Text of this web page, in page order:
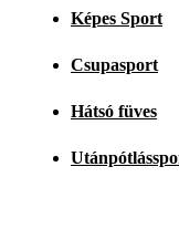
Képes Sport
Csupasport
Hátsó füves